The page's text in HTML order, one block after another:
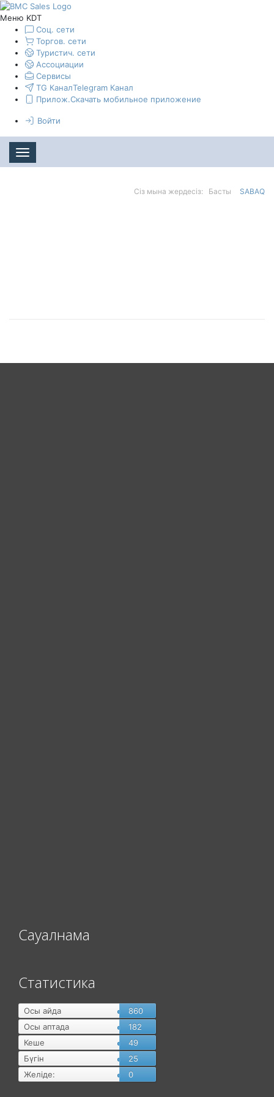
Меню KDT
Соц. сети
Торгов. сети
Туристич. сети
Ассоциации
Сервисы
TG КаналTelegram Канал
Прилож.Скачать мобильное приложение
Войти
Toggle navigation
Сіз мына жердесіз: Басты SABAQ
Сауалнама
Статистика
Осы айда
860
Осы аптада
182
Кеше
49
Бүгін
25
Желіде:
0